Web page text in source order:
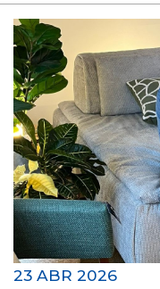
23 ABR 2026